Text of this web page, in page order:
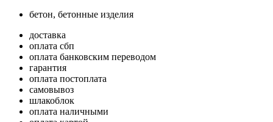
бетон, бетонные изделия
доставка
оплата сбп
оплата банковским переводом
гарантия
оплата постоплата
самовывоз
шлакоблок
оплата наличными